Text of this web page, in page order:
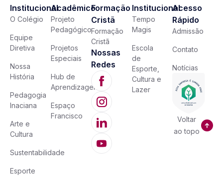
Institucional
O Colégio
Equipe
Diretiva
Nossa
História
Pedagogia
Inaciana
Arte e
Cultura
Sustentabilidade
Esporte
Acadêmico
Projeto
Pedagógico
Projetos
Especiais
Hub de
Aprendizagem
Espaço
Francisco
Formação
Cristã
Formação
Cristã
Nossas
Redes
Institucional
Tempo
Magis
Escola
de
Esporte,
Cultura e
Lazer
Acesso
Rápido
Admissão
Contato
Notícias
Voltar
ao topo